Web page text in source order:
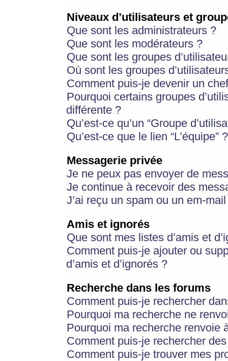
Niveaux d’utilisateurs et
Que sont les administrateurs ?
Que sont les modérateurs ?
Que sont les groupes
Où sont les groupes
Comment puis-je devenir un
Pourquoi certains groupes
différente ?
Qu’est-ce qu’un “Groupe
Qu’est-ce que le lien “L’équipe” ?
Messagerie privée
Je ne peux pas envoyer de
Je continue à recevoir des
J’ai reçu un spam ou un em-
Amis et ignorés
Que sont mes listes d’amis et
Comment puis-je ajouter ou
d’amis et d’ignorés ?
Recherche dans les forums
Comment puis-je rechercher
Pourquoi ma recherche ne
Pourquoi ma recherche renvoie
Comment puis-je rechercher
Comment puis-je trouver mes